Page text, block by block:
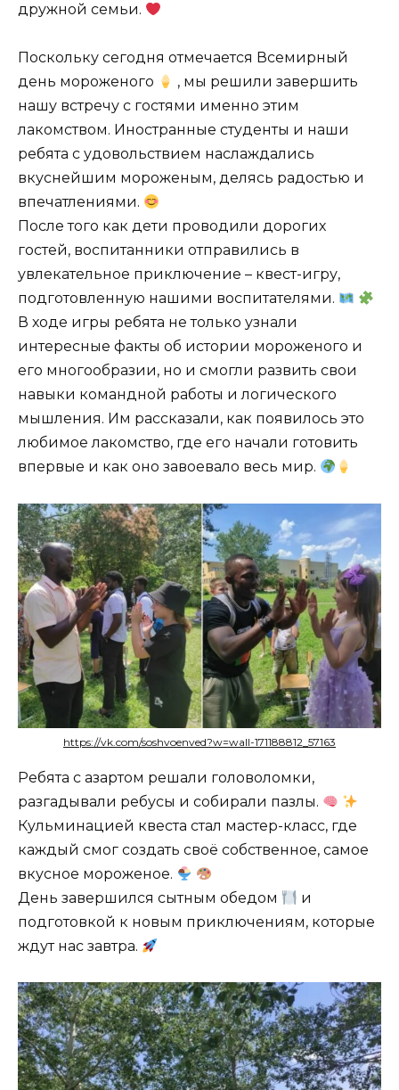
дружной семьи.
Поскольку сегодня отмечается Всемирный
день мороженого
, мы решили завершить
нашу встречу с гостями именно этим
лакомством. Иностранные студенты и наши
ребята с удовольствием наслаждались
вкуснейшим мороженым, делясь радостью и
впечатлениями.
После того как дети проводили дорогих
гостей, воспитанники отправились в
увлекательное приключение – квест-игру,
подготовленную нашими воспитателями.
В ходе игры ребята не только узнали
интересные факты об истории мороженого и
его многообразии, но и смогли развить свои
навыки командной работы и логического
мышления. Им рассказали, как появилось это
любимое лакомство, где его начали готовить
впервые и как оно завоевало весь мир.
https://vk.com/soshvoenved?w=wall-171188812_57163
Ребята с азартом решали головоломки,
разгадывали ребусы и собирали пазлы.
Кульминацией квеста стал мастер-класс, где
каждый смог создать своё собственное, самое
вкусное мороженое.
День завершился сытным обедом
и
подготовкой к новым приключениям, которые
ждут нас завтра.